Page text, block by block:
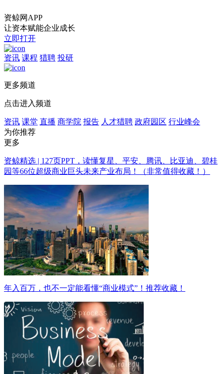
资鲸网APP
让资本赋能企业成长
立即打开
资讯 课程 猎聘 投研
更多频道
点击进入频道
资讯 课堂 直播 商学院 报告 人才猎聘 政府园区 行业峰会
为你推荐
更多
资鲸精选 | 127页PPT，读懂复星、平安、腾讯、比亚迪、碧桂
园等66位超级商业巨头未来产业布局！（非常值得收藏！）
年入百万，也不一定能看懂“商业模式”！推荐收藏！